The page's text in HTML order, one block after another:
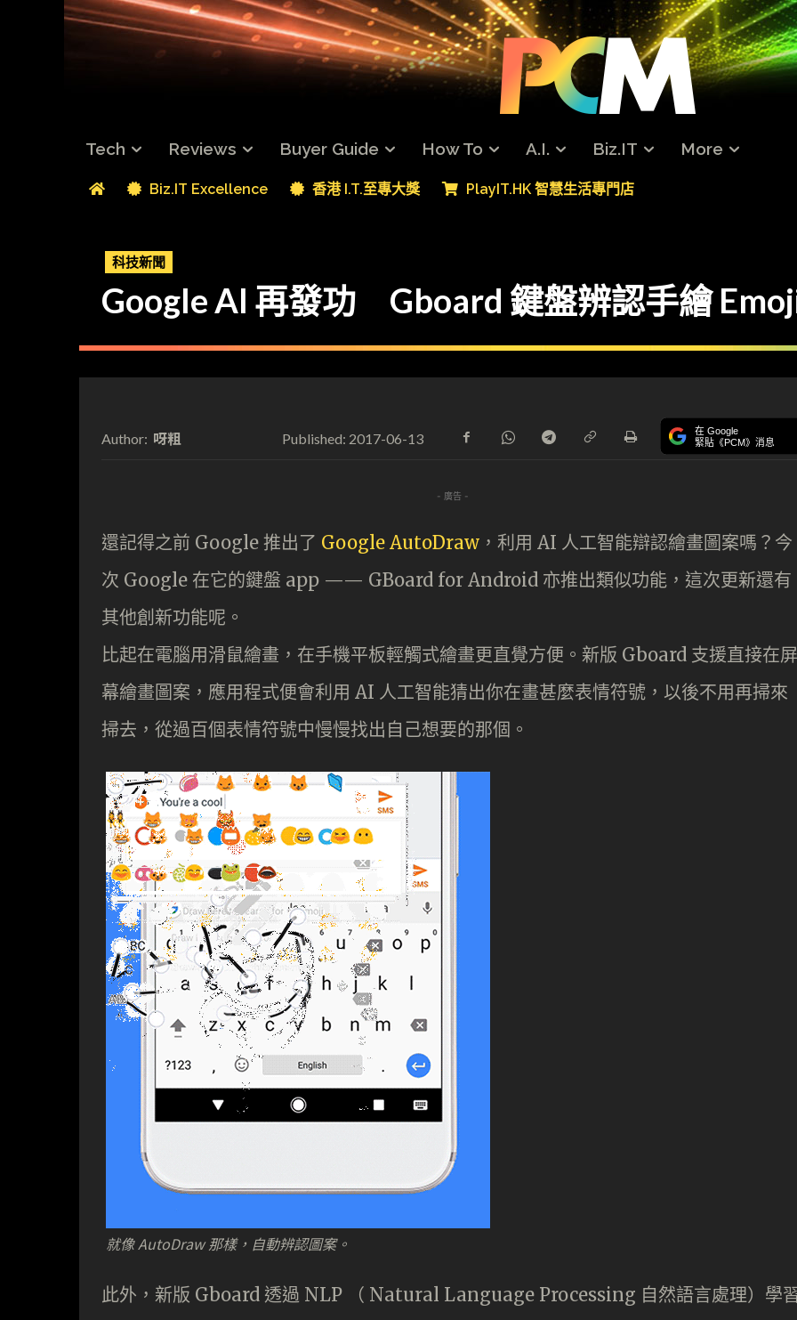
Tech Reviews Buyer Guide How To A.I. Biz.IT More
Biz.IT Excellence 香港 I.T.至專大獎 PlayIT.HK 智慧生活專門店
科技新聞
Google AI 再發功 Gboard 鍵盤辨認手繪
Author: 呀粗 Published: 2017-06-13 在 Google
緊貼《PCM》消息
- 廣告 -
還記得之前 Google 推出了 Google AutoDraw ，利用 AI 人工智能辯認繪畫圖案嗎？今
次 Google 在它的鍵盤 app —— GBoard for Android 亦推出類似功能，這次更新還有
其他創新功能呢。
比起在電腦用滑鼠繪畫，在手機平板輕觸式繪畫更直覺方便。新版 Gboard 支援直接在屏
幕繪畫圖案，應用程式便會利用 AI 人工智能猜出你在畫甚麼表情符號，以後不用再掃來
掃去，從過百個表情符號中慢慢找出自己想要的那個。
就像 AutoDraw 那樣，自動辨認圖案。
此外，新版 Gboard 透過 NLP （ Natural Language Processing 自然語言處理）學